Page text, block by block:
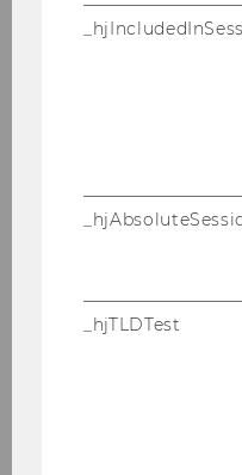
Jahr 1986
IBM
für
_hjTLDTest